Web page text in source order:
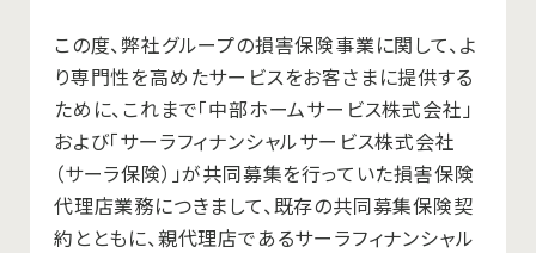
この度、弊社グループの損害保険事業に関して、よ
り専門性を高めたサービスをお客さまに提供する
ために、これまで「中部ホームサービス株式会社」
および「サーラフィナンシャルサービス株式会社
（サーラ保険）」が共同募集を行っていた損害保険
代理店業務につきまして、既存の共同募集保険契
約とともに、親代理店であるサーラフィナンシャル